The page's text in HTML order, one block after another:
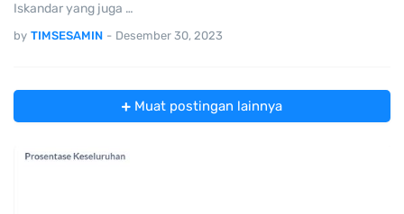
Iskandar yang juga …
by TIMSESAMIN - Desember 30, 2023
Muat postingan lainnya